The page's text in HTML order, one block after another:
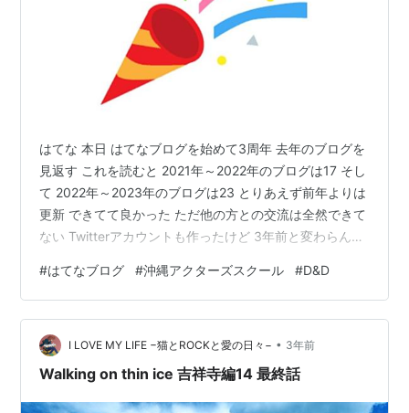
はてな 本日 はてなブログを始めて3周年 去年のブログを
見返す これを読むと 2021年～2022年のブログは17 そし
て 2022年～2023年のブログは23 とりあえず前年よりは
更新 できてて良かった ただ他の方との交流は全然できて
ない Twitterアカウントも作ったけど 3年前と変わらんし
ケーションが とれないという(笑) 積極的に、マメにとい
うのは わかってるんだけど それでも 少なくてもブログ
を読んでくれた 人からはてなスターつけてもらえる のは
嬉しい しかし3年経っても変わらんのが はてなブログの
アプリ もう少し使いやすくし…
#はてなブログ #沖縄アクターズスクール #D&D
I LOVE MY LIFE −猫とROCKと愛の日々− • 3年前
Walking on thin ice 吉祥寺編14 最終話